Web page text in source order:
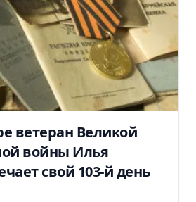
ветеран Великой
войны Илья
свой 103-й день